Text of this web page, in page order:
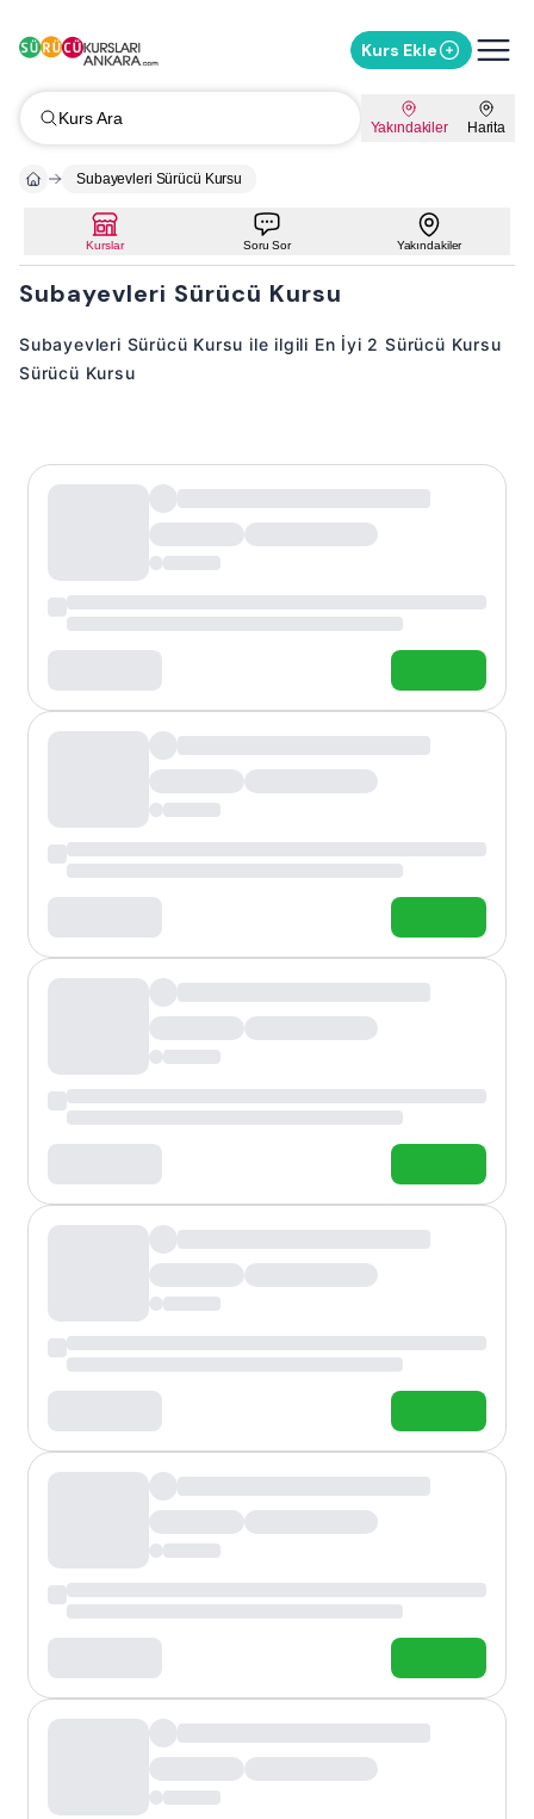
Kurs Ekle
Kurs Ara Yakındakiler Harita
Subayevleri Sürücü Kursu
Kurslar Soru Sor Yakındakiler
Subayevleri Sürücü Kursu
Subayevleri Sürücü Kursu ile ilgili En İyi 2 Sürücü Kursu
Sürücü Kursu